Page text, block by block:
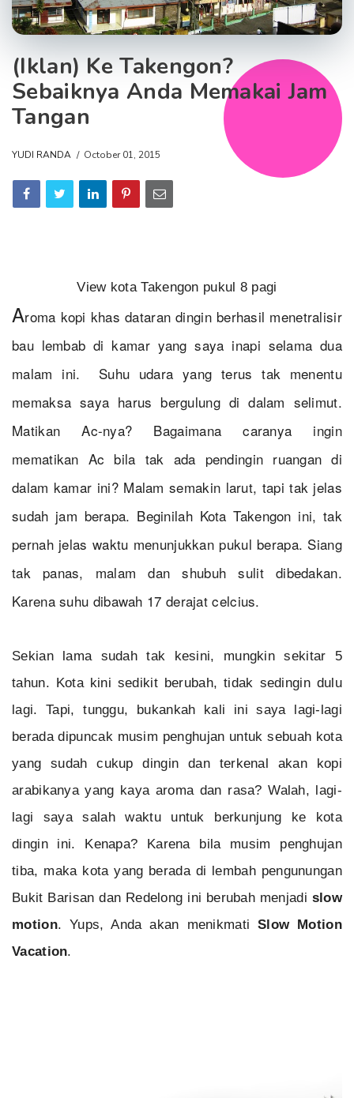
(Iklan) Ke Takengon?
Sebaiknya Anda Memakai Jam
Tangan
YUDI RANDA October 01, 2015
View kota Takengon pukul 8 pagi
Aroma kopi khas dataran dingin berhasil menetralisir
bau lembab di kamar yang saya inapi selama dua
malam ini. Suhu udara yang terus tak menentu
memaksa saya harus bergulung di dalam selimut.
Matikan Ac-nya? Bagaimana caranya ingin
mematikan Ac bila tak ada pendingin ruangan di
dalam kamar ini? Malam semakin larut, tapi tak jelas
sudah jam berapa. Beginilah Kota Takengon ini, tak
pernah jelas waktu menunjukkan pukul berapa. Siang
tak panas, malam dan shubuh sulit dibedakan.
Karena suhu dibawah 17 derajat celcius.
Sekian lama sudah tak kesini, mungkin sekitar 5
tahun. Kota kini sedikit berubah, tidak sedingin dulu
lagi. Tapi, tunggu, bukankah kali ini saya lagi-lagi
berada dipuncak musim penghujan untuk sebuah kota
yang sudah cukup dingin dan terkenal akan kopi
arabikanya yang kaya aroma dan rasa? Walah, lagi-
lagi saya salah waktu untuk berkunjung ke kota
dingin ini. Kenapa? Karena bila musim penghujan
tiba, maka kota yang berada di lembah pengunungan
Bukit Barisan dan Redelong ini berubah menjadi slow
motion. Yups, Anda akan menikmatiSlow Motion
Vacation.